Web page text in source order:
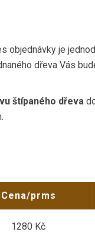
objednávky je
dřeva Vás
štípaného dřeva
Cena/prms
1280 Kč